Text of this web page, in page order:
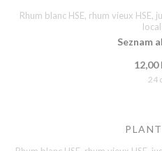
Rhum blanc HSE, rhum vieux HSE,
Seznam
12,00
24